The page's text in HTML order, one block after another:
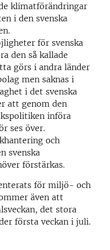
klimatförändringar
i den svenska
för svenska
den så kallade
görs i andra länder
men saknas i
i det svenska
att genom den
införa
ses över.
och
svenska
förstärkas.
för miljö- och
även att
det stora
första veckan i juli.